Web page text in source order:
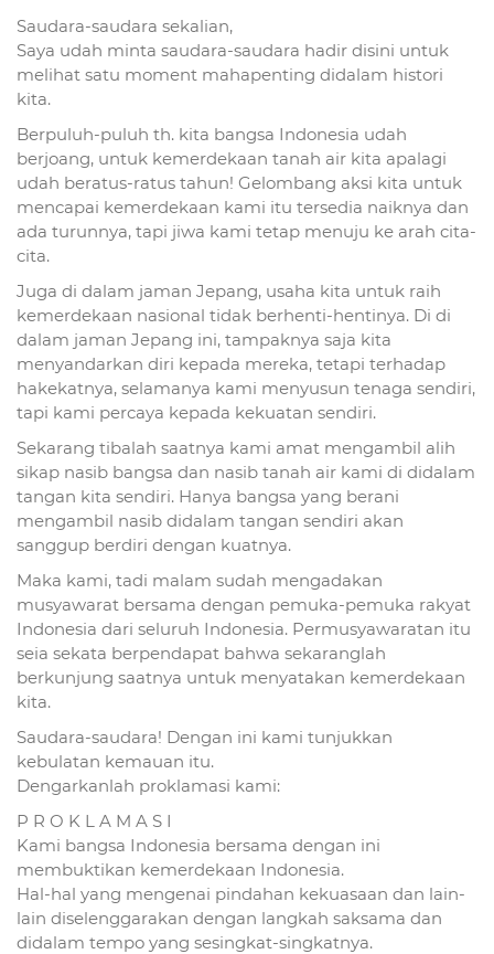
Saudara-saudara sekalian,
Saya udah minta saudara-saudara hadir disini untuk
melihat satu moment mahapenting didalam histori
kita.
Berpuluh-puluh th. kita bangsa Indonesia udah
berjoang, untuk kemerdekaan tanah air kita apalagi
udah beratus-ratus tahun! Gelombang aksi kita untuk
mencapai kemerdekaan kami itu tersedia naiknya dan
ada turunnya, tapi jiwa kami tetap menuju ke arah cita-
cita.
Juga di dalam jaman Jepang, usaha kita untuk raih
kemerdekaan nasional tidak berhenti-hentinya. Di di
dalam jaman Jepang ini, tampaknya saja kita
menyandarkan diri kepada mereka, tetapi terhadap
hakekatnya, selamanya kami menyusun tenaga sendiri,
tapi kami percaya kepada kekuatan sendiri.
Sekarang tibalah saatnya kami amat mengambil alih
sikap nasib bangsa dan nasib tanah air kami di didalam
tangan kita sendiri. Hanya bangsa yang berani
mengambil nasib didalam tangan sendiri akan
sanggup berdiri dengan kuatnya.
Maka kami, tadi malam sudah mengadakan
musyawarat bersama dengan pemuka-pemuka rakyat
Indonesia dari seluruh Indonesia. Permusyawaratan itu
seia sekata berpendapat bahwa sekaranglah
berkunjung saatnya untuk menyatakan kemerdekaan
kita.
Saudara-saudara! Dengan ini kami tunjukkan
kebulatan kemauan itu.
Dengarkanlah proklamasi kami:
P R O K L A M A S I
Kami bangsa Indonesia bersama dengan ini
membuktikan kemerdekaan Indonesia.
Hal-hal yang mengenai pindahan kekuasaan dan lain-
lain diselenggarakan dengan langkah saksama dan
didalam tempo yang sesingkat-singkatnya.